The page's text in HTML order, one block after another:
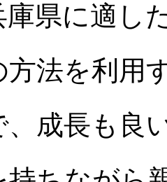
庫県に適し
方法を利用
、成長も良